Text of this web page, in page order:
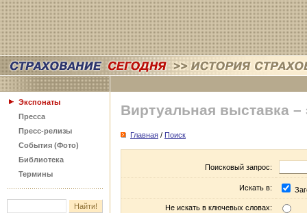
Экспонаты
Пресса
Пресс-релизы
События (Фото)
Библиотека
Термины
Виртуальная выставка –
Главная / Поиск
Поисковый запрос:
Искать в:
Не искать в ключевых словах: